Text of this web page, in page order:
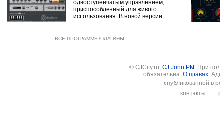
одноступенчатым управлением,
приспособленный для живого
использования. В новой версии
ВСЕ ПРОГРАММЫ/ПЛАГИНЫ
© CJCity.ru, CJ John PM . При
обязательна. О правах.
опубликованной в
контакты